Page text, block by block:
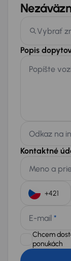
Vybrať
Popis
Popíšte
Odkaz na
Kontaktné
Meno a
E-mail *
Chcem
ponukách